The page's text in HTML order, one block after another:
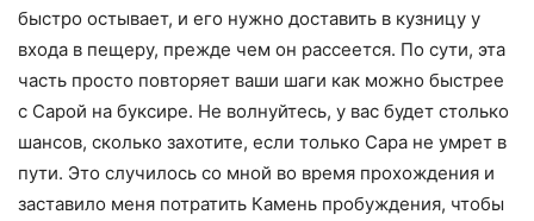
быстро остывает, и его нужно доставить в кузницу у
входа в пещеру, прежде чем он рассеется. По сути, эта
часть просто повторяет ваши шаги как можно быстрее
с Сарой на буксире. Не волнуйтесь, у вас будет столько
шансов, сколько захотите, если только Сара не умрет в
пути. Это случилось со мной во время прохождения и
заставило меня потратить Камень пробуждения, чтобы